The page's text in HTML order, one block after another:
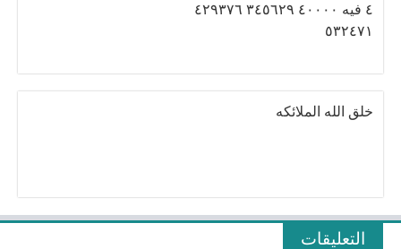
٤ فيه ٤٠٠٠٠ ٣٤٥٦٢٩ ٤٢٩٣٧٦
٥٣٢٤٧١
خلق الله الملائكه
التعليقات